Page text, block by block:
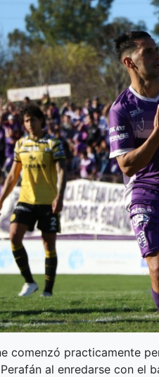
comenzó practicamente
al enredarse con el